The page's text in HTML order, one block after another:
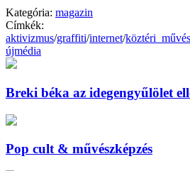
Kategória: magazin
Címkék:
aktivizmus/graffiti/internet/
újmédia
Breki béka az idegengyűlölet
Pop cult & művészképzés